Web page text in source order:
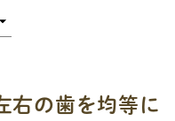
の歯を均等に